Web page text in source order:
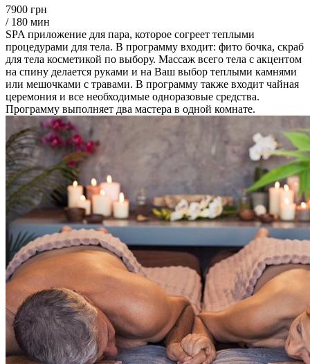
7900 грн
/ 180 мин
SPA приложение для пара, которое согреет теплыми
процедурами для тела. В программу входит: фито бочка, скраб
для тела косметикой по выбору. Массаж всего тела с акцентом
на спину делается руками и на Ваш выбор теплыми камнями
или мешочками с травами. В программу также входит чайная
церемония и все необходимые одноразовые средства.
Программу выполняет два мастера в одной комнате.